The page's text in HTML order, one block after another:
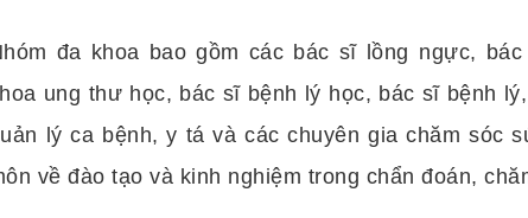
đa khoa bao gồm các bác sĩ lồng ngực,
ung thư học, bác sĩ bệnh lý học, bác sĩ bệnh
lý ca bệnh, y tá và các chuyên gia chăm sóc
về đào tạo và kinh nghiệm trong chẩn đoán,